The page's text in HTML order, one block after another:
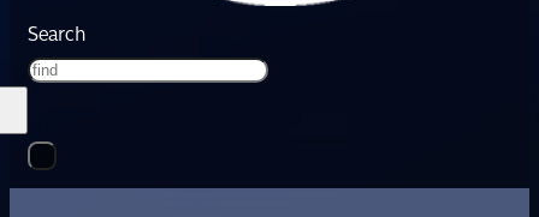
Search